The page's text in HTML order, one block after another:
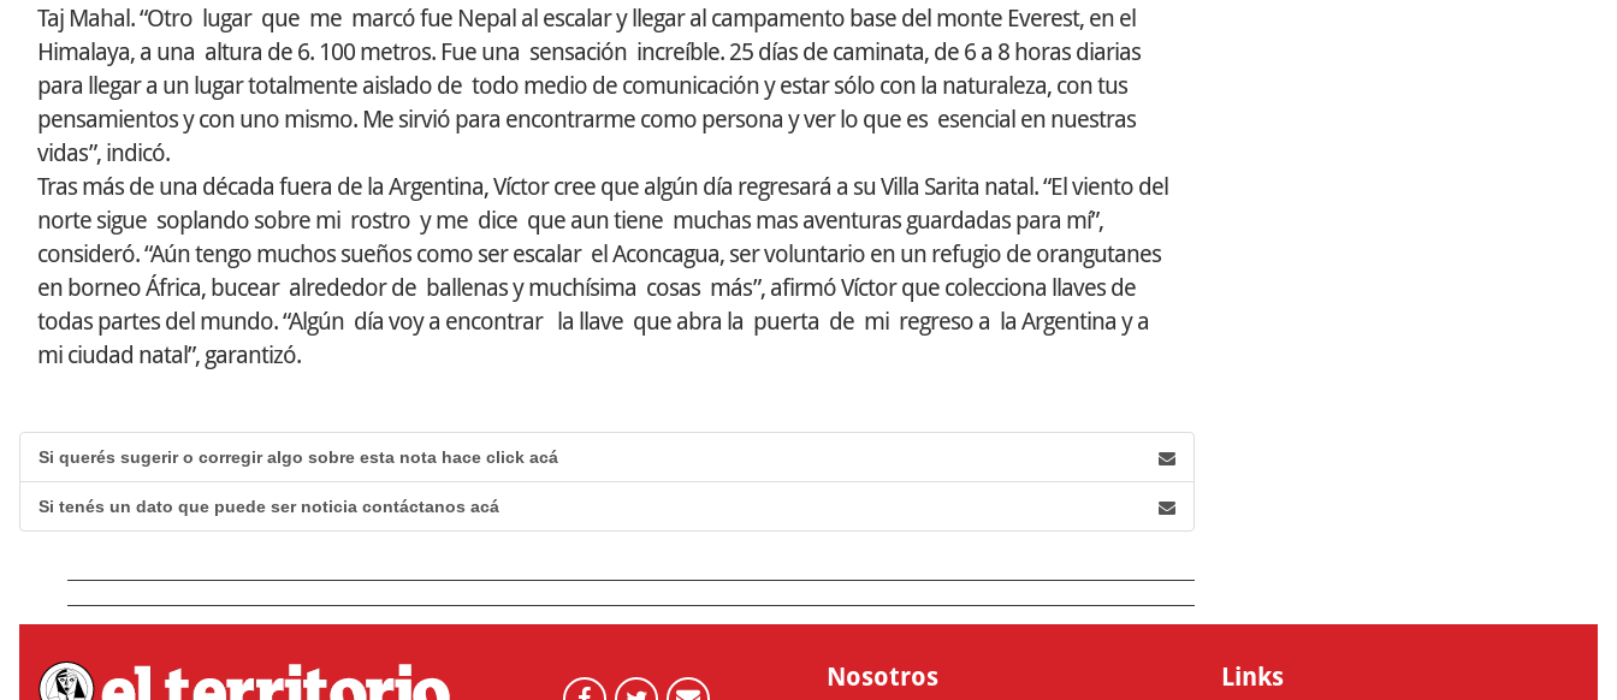
Taj Mahal. “Otro lugar que me marcó fue Nepal al escalar y llegar al campamento base del monte Everest, en el
Himalaya, a una altura de 6. 100 metros. Fue una sensación increíble. 25 días de caminata, de 6 a 8 horas diarias
para llegar a un lugar totalmente aislado de todo medio de comunicación y estar sólo con la naturaleza, con tus
pensamientos y con uno mismo. Me sirvió para encontrarme como persona y ver lo que es esencial en nuestras
vidas”, indicó.
Tras más de una década fuera de la Argentina, Víctor cree que algún día regresará a su Villa Sarita natal. “El viento del
norte sigue soplando sobre mi rostro y me dice que aun tiene muchas mas aventuras guardadas para mí”,
consideró. “Aún tengo muchos sueños como ser escalar el Aconcagua, ser voluntario en un refugio de orangutanes
en borneo África, bucear alrededor de ballenas y muchísima cosas más”, afirmó Víctor que colecciona llaves de
todas partes del mundo. “Algún día voy a encontrar la llave que abra la puerta de mi regreso a la Argentina y a
mi ciudad natal”, garantizó.
Si querés sugerir o corregir algo sobre esta nota hace click acá
Si tenés un dato que puede ser noticia contáctanos acá
Nosotros Links